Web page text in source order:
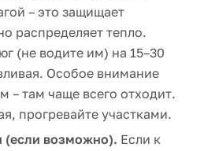
– это защищает
распределяет тепло.
(не водите им) на 15–30
Особое внимание
– там чаще всего отходит.
прогревайте участками.
(если возможно). Если к